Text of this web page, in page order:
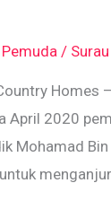
Pemuda /
Homes
April 2020
Mohamad